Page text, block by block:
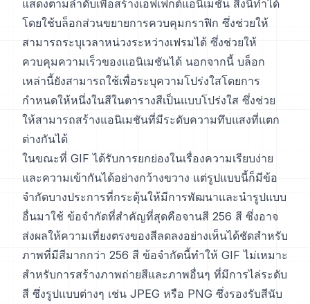
แสดงตามลำดับเพื่อสร้างเอฟเฟกต์แอนิเมชัน สิ่งนี้ทำได้
โดยใช้บล็อกส่วนขยายการควบคุมกราฟิก ซึ่งช่วยให้
สามารถระบุเวลาหน่วงระหว่างเฟรมได้ ซึ่งช่วยให้
ควบคุมความเร็วของแอนิเมชันได้ นอกจากนี้ บล็อก
เหล่านี้ยังสามารถใช้เพื่อระบุความโปร่งใสโดยการ
กำหนดให้หนึ่งในสีในตารางสีเป็นแบบโปร่งใส ซึ่งช่วย
ให้สามารถสร้างแอนิเมชันที่มีระดับความทึบแสงที่แตก
ต่างกันได้
ในขณะที่ GIF ได้รับการยกย่องในเรื่องความเรียบง่าย
และความเข้ากันได้อย่างกว้างขวาง แต่รูปแบบนี้ก็มีข้อ
จำกัดบางประการที่กระตุ้นให้มีการพัฒนาและนำรูปแบบ
อื่นมาใช้ ข้อจำกัดที่สำคัญที่สุดคือจานสี 256 สี ซึ่งอาจ
ส่งผลให้ความเที่ยงตรงของสีลดลงอย่างเห็นได้ชัดสำหรับ
ภาพที่มีสีมากกว่า 256 สี ข้อจำกัดนี้ทำให้ GIF ไม่เหมาะ
สำหรับการสร้างภาพถ่ายสีและภาพอื่นๆ ที่มีการไล่ระดับ
สี ซึ่งรูปแบบต่างๆ เช่น JPEG หรือ PNG ซึ่งรองรับสีนับ